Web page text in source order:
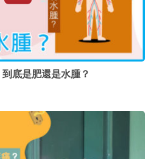
底是肥還是水腫？